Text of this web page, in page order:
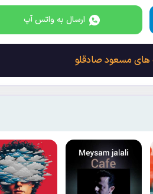
ارسال به واتس آپ
های مسعود صادقلو